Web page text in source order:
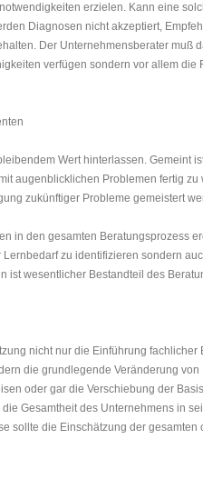
erzielen. Kann eine
Diagnosen nicht akzep­tiert,
Der Unternehmensberater muß
verfügen sondern vor allem die
Wert hin­terlassen. Gemeint
augenblicklichen Problemen fertig zu
zukünftiger Probleme gemeistert
in den gesamten Beratungsprozess
zu identifizieren son­dern
ist wesentlicher Bestandteil des
nicht nur die Einführung fachlicher
die grundlegende Veränderung
oder gar die Verschiebung der
Gesamtheit des Unternehmens in
sollte die Einschätzung der gesamten